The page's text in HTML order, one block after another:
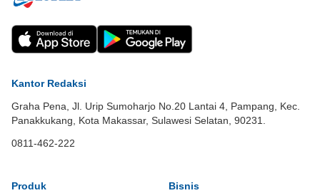
Kantor Redaksi
Graha Pena, Jl. Urip Sumoharjo No.20 Lantai 4, Pampang, Kec.
Panakkukang, Kota Makassar, Sulawesi Selatan, 90231.
0811-462-222
Produk Bisnis